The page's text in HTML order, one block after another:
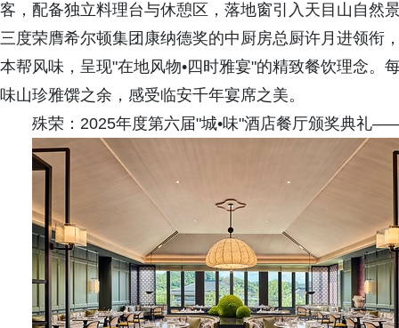
客，配备独立料理台与休憩区，落地窗引入天目山自然
三度荣膺希尔顿集团康纳德奖的中厨房总厨许月进领衔
本帮风味，呈现"在地风物•四时雅宴"的精致餐饮理念。
味山珍雅馔之余，感受临安千年宴席之美。
殊荣：2025年度第六届"城•味"酒店餐厅颁奖典礼